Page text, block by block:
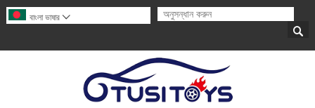

বাংলা ভাষার 